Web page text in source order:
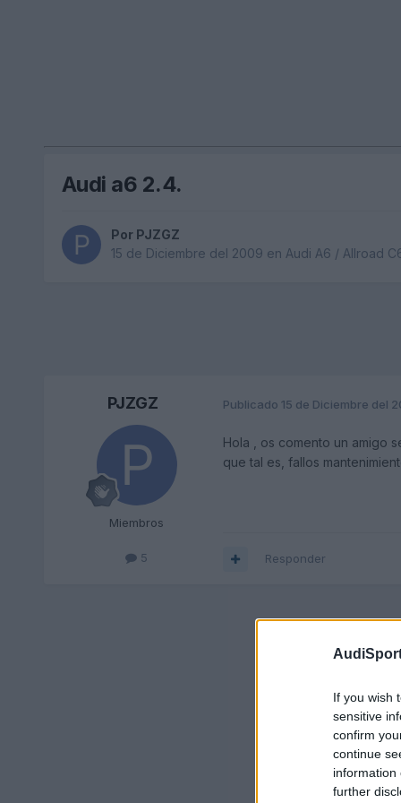
If you wish
sensitive
confirm
continue
information
further
Audi a6 2.4.
Por PJZGZ
15 de Diciembre del 2009 en Audi A6 / Allroad
PJZGZ
Miembros
5
Publicado 15 de Diciembre del
Hola , os comento un amigo
que tal es, fallos
Responder